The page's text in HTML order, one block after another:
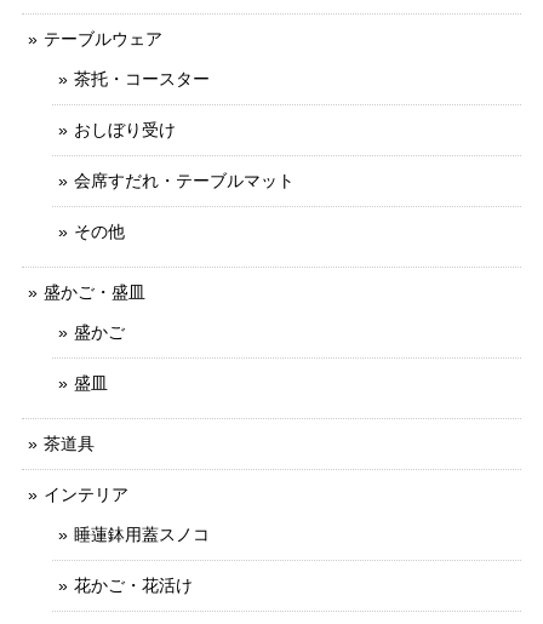
テーブルウェア
茶托・コースター
おしぼり受け
会席すだれ・テーブルマット
その他
盛かご・盛皿
盛かご
盛皿
茶道具
インテリア
睡蓮鉢用蓋スノコ
花かご・花活け